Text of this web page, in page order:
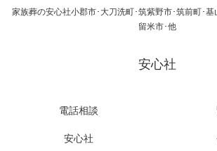
家族葬の安心社小郡市･大刀洗町･筑紫野市･筑前町･基
留米市･他
安心社
電話相談
安心社